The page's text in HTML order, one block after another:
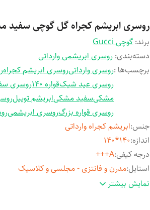
روسری ابریشم کجراه گل گوچی سفید
برند:گوچی Gucci
دسته‌بندی: روسری ابریشمی وارداتی
برچسب‌ها :روسری وارداتیروسری ابریشم کجراه
روسری عید شیکقواره 140
روسری
مشکیسفید مشکیابریشم توییل
روسری قواره بزرگروسری ابریشمی
جنس:ابریشم کجراه وارداتی
اندازه:
140*140
درجه کیفی:
A+++
استایل:مدرن و فانتزی - مجلسی و کلاسیک
مناسب فصل: چهارفصل نمایش بیشتر